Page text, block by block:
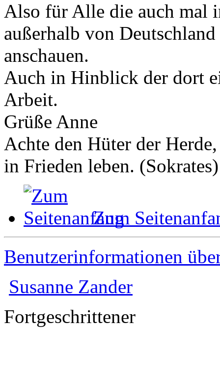
Also für Alle die auch mal
außerhalb von
anschauen.
Auch in Hinblick der dort
Arbeit.
Grüße Anne
Achte den Hüter der
in Frieden leben. (Sokrates)
Zum
Benutzerinformationen
Susanne Zander
Fortgeschrittener